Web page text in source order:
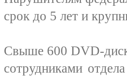
срок до 5 лет и
Свыше 600 DVD-
сотрудниками